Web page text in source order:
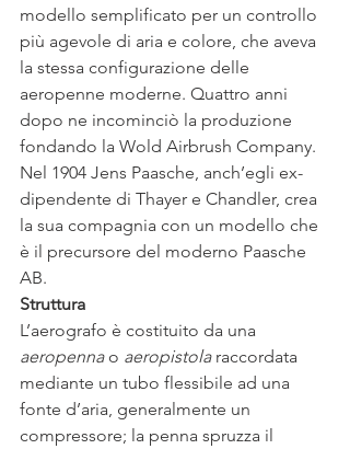
modello semplificato per un controllo
più agevole di aria e colore, che aveva
la stessa configurazione delle
aeropenne moderne. Quattro anni
dopo ne incominciò la produzione
fondando la Wold Airbrush Company.
Nel 1904 Jens Paasche, anch’egli ex-
dipendente di Thayer e Chandler, crea
la sua compagnia con un modello che
è il precursore del moderno Paasche
AB.
Struttura
L’aerografo è costituito da una
aeropenna o aeropistola raccordata
mediante un tubo flessibile ad una
fonte d’aria, generalmente un
compressore; la penna spruzza il